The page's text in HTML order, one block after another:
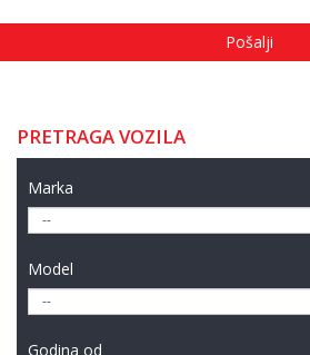
PRETRAGA VOZILA
Marka
Model
Godina od